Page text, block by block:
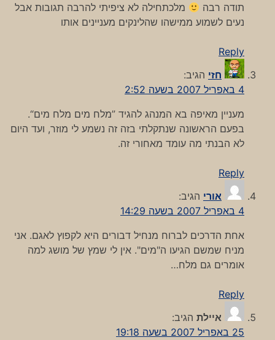
תודה רבה
מלכתחילה לא ציפיתי להרבה תגובות אבל
נעים לשמוע ממישהו שהלינקים מעניינים אותו
Reply
חזי הגיב:
4 באפריל 2007 בשעה 2:52
מעניין מאיפה בא המנהג להגיד ”מלח מים מלח מים“.
בפעם הראשונה שנתקלתי בזה זה נשמע לי מוזר, ועד היום
לא הבנתי מה עומד מאחורי זה.
Reply
אורי הגיב:
4 באפריל 2007 בשעה 14:29
אחת הדרכים לברוח מנחיל דבורים היא לקפוץ לאגם. אני
מניח שמשם הגיעו ה"מים". אין לי שמץ של מושג למה
אומרים גם מלח…
Reply
איילת הגיב:
25 באפריל 2007 בשעה 19:18